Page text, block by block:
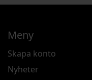
Meny
Skapa konto
Nyheter